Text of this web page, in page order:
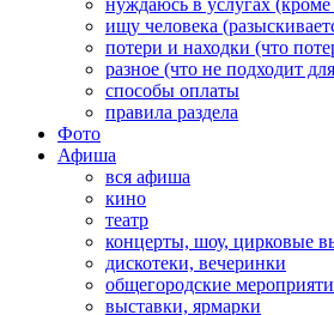
нуждаюсь в услугах
ищу человека
потери и находки (что
разное (что не подходит
способы оплаты
правила раздела
Фото
Афиша
вся афиша
кино
театр
концерты, шоу, цирковые
дискотеки, вечеринки
общегородские
выставки, ярмарки